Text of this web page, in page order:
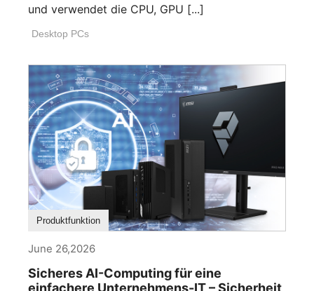
und verwendet die CPU, GPU [...]
Desktop PCs
Produktfunktion
June 26,2026
Sicheres AI-Computing für eine
einfachere Unternehmens-IT – Sicherheit